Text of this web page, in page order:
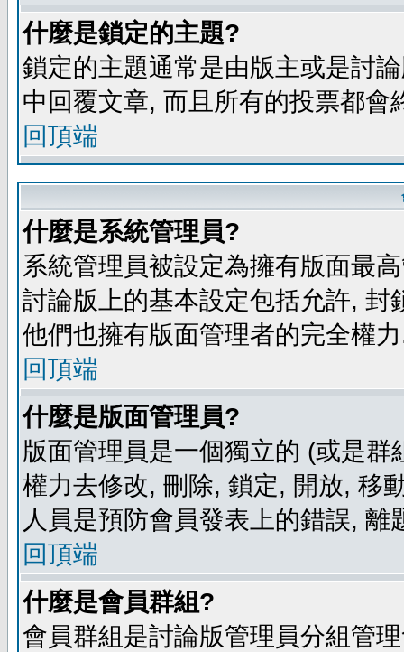
什麼是鎖定的主題?
鎖定的主題通常是由版主或是討
中回覆文章, 而且所有的投票都
回頂端
什麼是系統管理員?
系統管理員被設定為擁有版面最
討論版上的基本設定包括允許,
他們也擁有版面管理者的完全權
回頂端
什麼是版面管理員?
版面管理員是一個獨立的 (或是
權力去修改, 刪除, 鎖定, 開放, 移
人員是預防會員發表上的錯誤, 離
回頂端
什麼是會員群組?
會員群組是討論版管理員分組管